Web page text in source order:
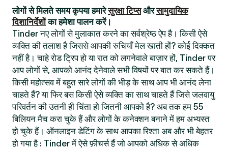
लोगों से मिलते समय कृपया हमारेसुरक्षा टिप्सऔरसामुदायिक
दिशानिर्देशोंका हमेशा पालन करें।
Tinder नए लोगों से मुलाकात करने का सर्वश्रेष्ठ ऐप है। किसी ऐसे
व्यक्ति की तलाश है जिससे आपकी रुचियाँ मेल खाती हों? कोई दिक्कत
नहीं है। चाहे रोड ट्रिप हो या रात को लगनेवाले बाज़ार हों, Tinder पर
आप लोगों से, आपको आनंद देनेवाले सभी विषयों पर बात कर सकते हैं।
किसी महोत्सव में बहुत सारे लोगों की भीड़ के साथ आप भी आनंद लेना
चाहते हैं? या फिर बस किसी ऐसे व्यक्ति का साथ चाहते हैं जिसे जलवायु
परिवर्तन की उतनी ही चिंता हो जितनी आपको है? अब तक हम 55
बिलियन मैच करा चुके हैं और लोगों के कनेक्शन बनाने में हम अभ्यस्त
हो चुके हैं। ऑनलाइन डेटिंग के साथ आपका रिश्ता अब और भी बेहतर
हो गया है : Tinder में ऐसे फ़ीचर्स हैं जो आपको अधिक से अधिक